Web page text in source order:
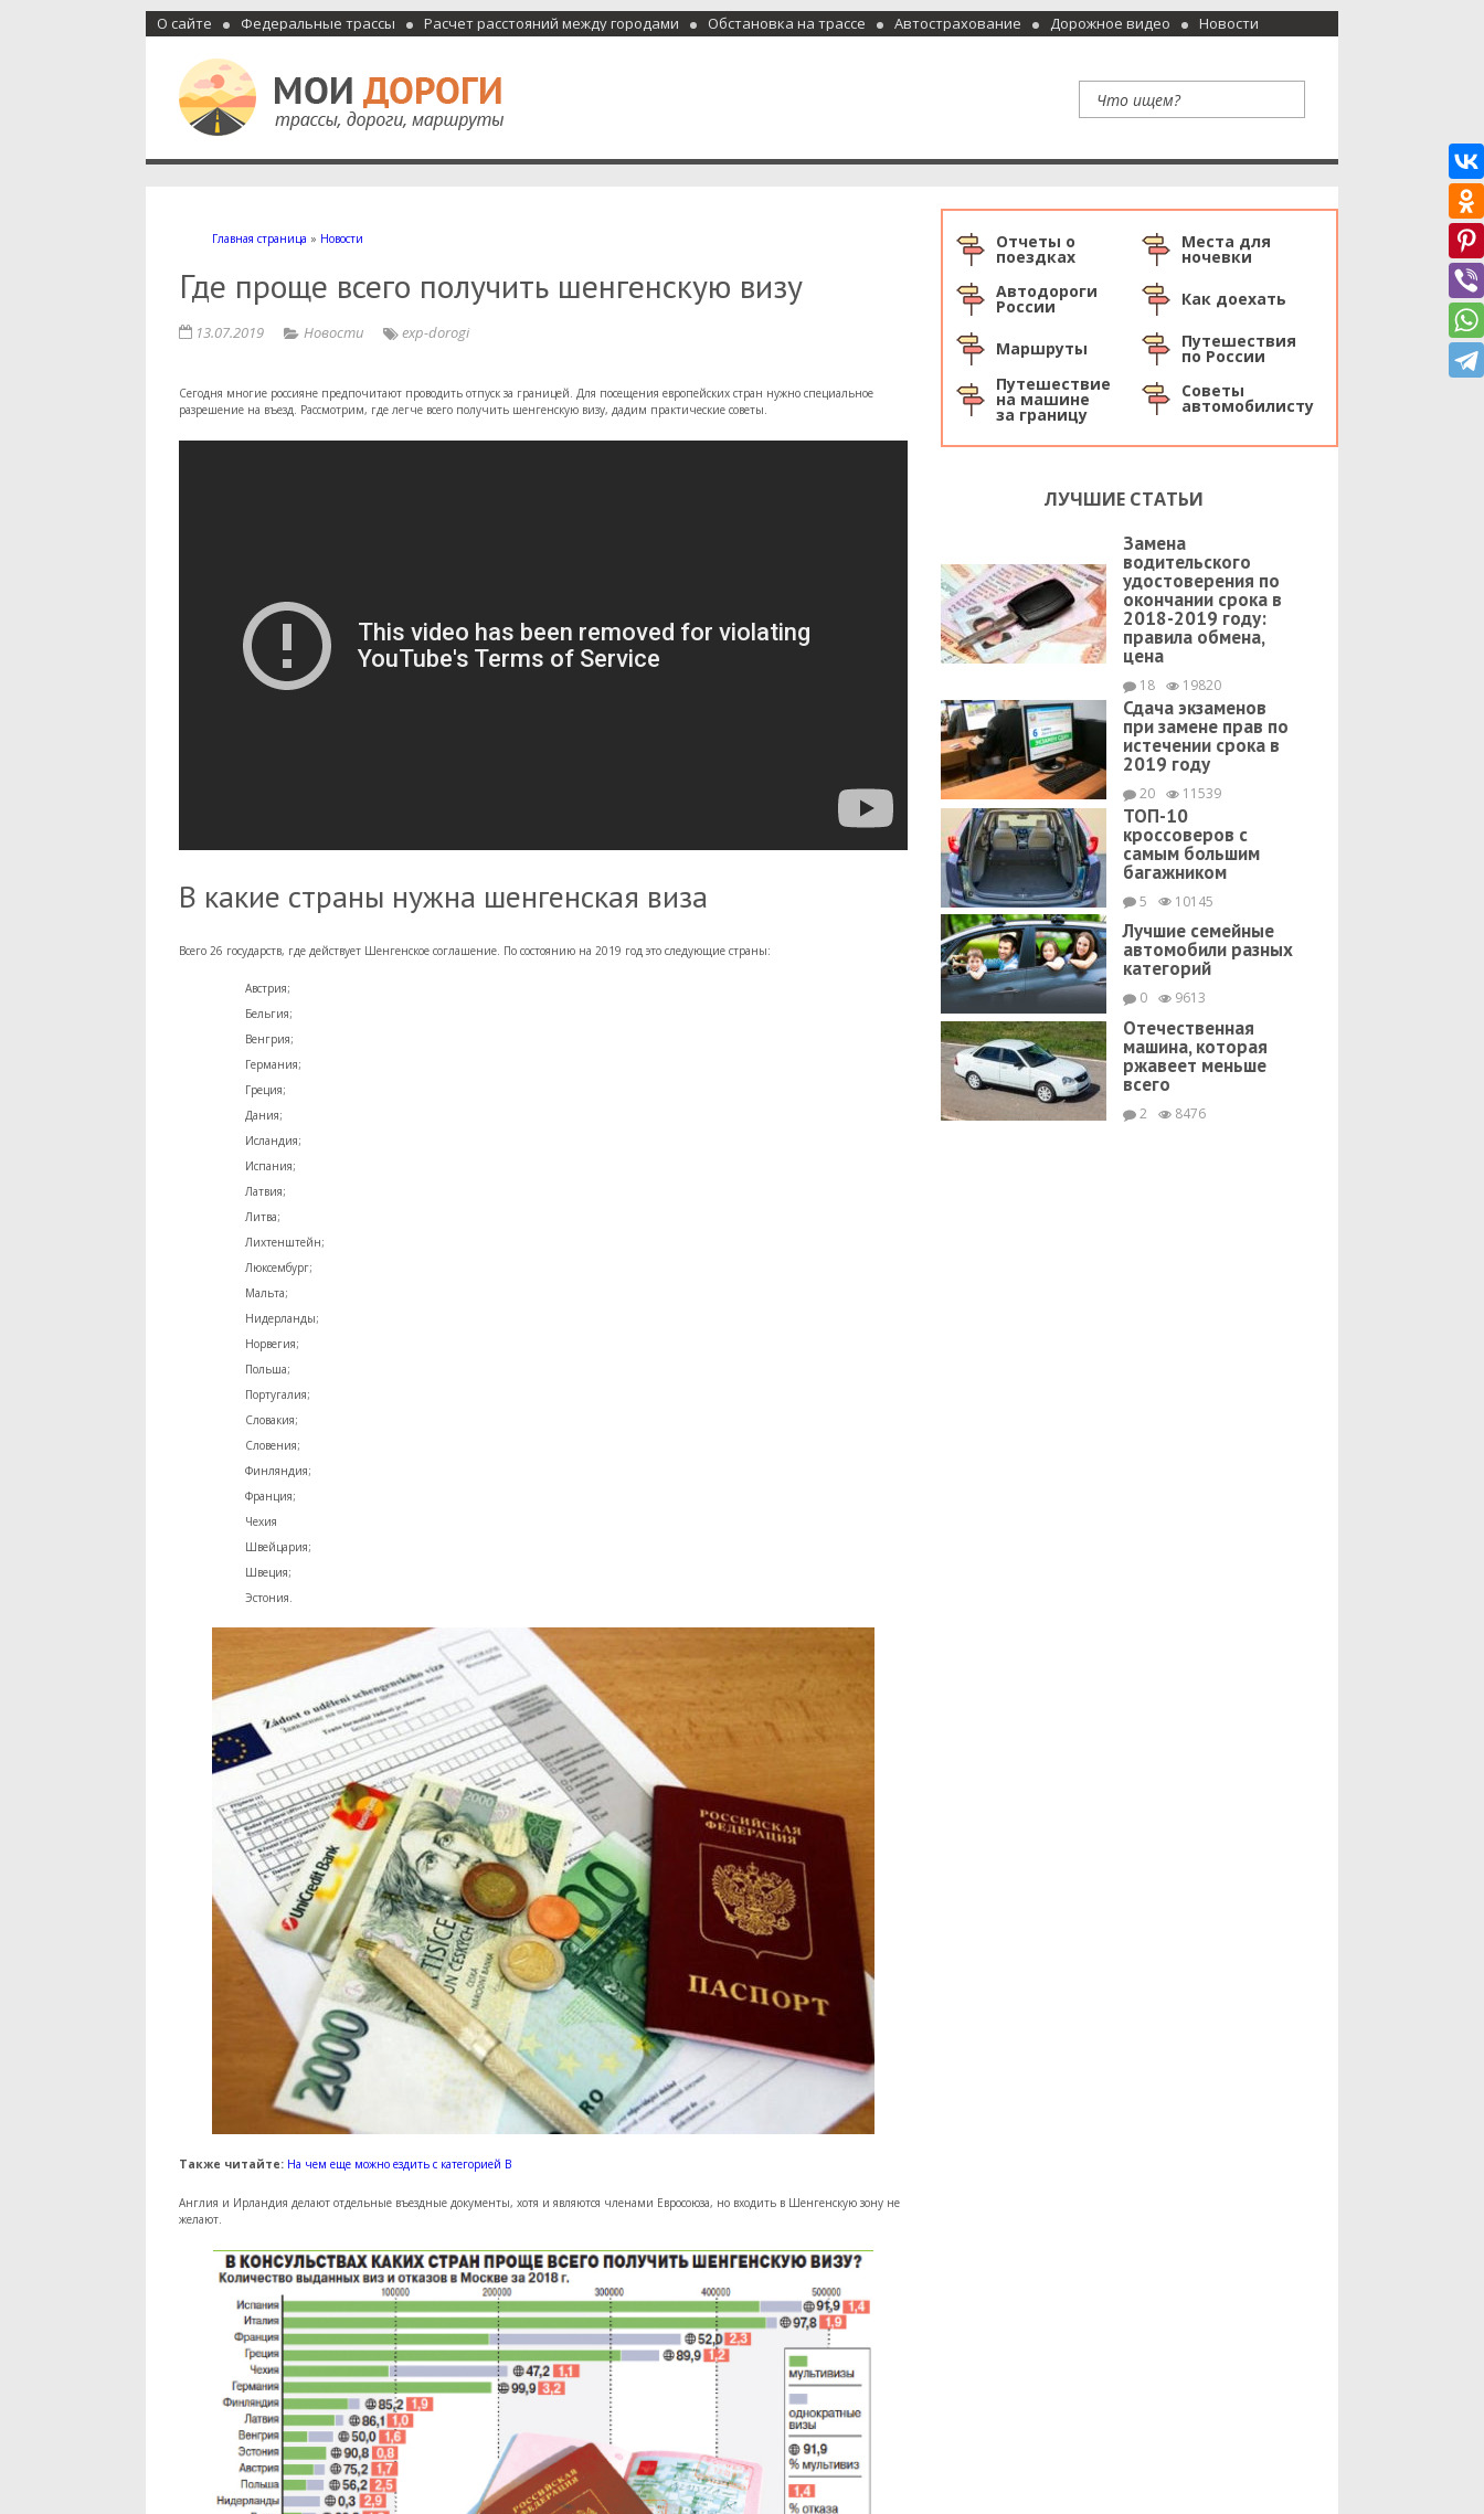
О сайте Федеральные трассы Расчет расстояний между городами Обстановка на трассе Автострахование Дорожное видео Новости
Мои дороги
Как доехать, автомобильные дороги и трассы России, мотели и гостиницы
Главная страница » Новости
Где проще всего получить шенгенскую визу
13.07.2019 Новости exp-dorogi
Сегодня многие россияне предпочитают проводить отпуск за границей. Для посещения европейских стран нужно специальное
разрешение на въезд. Рассмотрим, где легче всего получить шенгенскую визу, дадим практические советы.
В какие страны нужна шенгенская виза
Всего 26 государств, где действует Шенгенское соглашение. По состоянию на 2019 год это следующие страны:
Австрия;
Бельгия;
Венгрия;
Германия;
Греция;
Дания;
Исландия;
Испания;
Латвия;
Литва;
Лихтенштейн;
Люксембург;
Мальта;
Нидерланды;
Норвегия;
Польша;
Португалия;
Словакия;
Словения;
Финляндия;
Франция;
Чехия
Швейцария;
Швеция;
Эстония.
Также читайте: На чем еще можно ездить с категорией В
Англия и Ирландия делают отдельные въездные документы, хотя и являются членами Евросоюза, но входить в Шенгенскую зону не
желают.
Отчеты о
поездках
Места для
ночевки
Автодороги
России Как доехать
Маршруты Путешествия
по России
Путешествие
на машине
за границу
Советы
автомобилисту
ЛУЧШИЕ СТАТЬИ
Замена
водительского
удостоверения по
окончании срока в
2018-2019 году:
правила обмена,
цена
18 19820
Сдача экзаменов
при замене прав по
истечении срока в
2019 году
20 11539
ТОП-10
кроссоверов с
самым большим
багажником
5 10145
Лучшие семейные
автомобили разных
категорий
0 9613
Отечественная
машина, которая
ржавеет меньше
всего
2 8476